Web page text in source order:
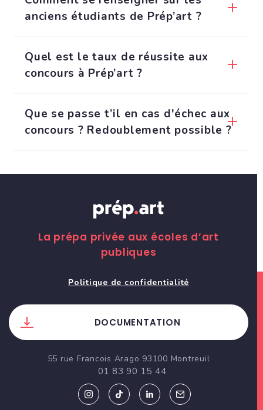
anciens étudiants de Prép’art ?
Quel est le taux de réussite aux
concours à Prép’art ?
Que se passe t’il en cas d'échec aux
concours ? Redoublement possible ?
La prépa privée aux écoles d’art
publiques
Politique de confidentialité
DOCUMENTATION
55 rue Francois Arago 93100 Montreuil
01 83 90 15 44